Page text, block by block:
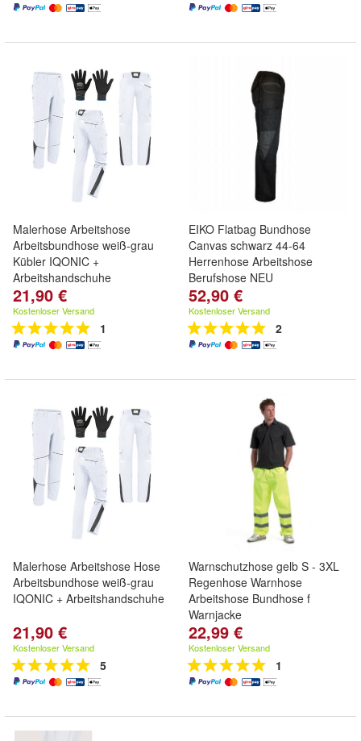
Malerhose Arbeitshose
Arbeitsbundhose weiß-grau
Kübler IQONIC +
Arbeitshandschuhe
21,90 €
Kostenloser Versand
1
EIKO Flatbag Bundhose
Canvas schwarz 44-64
Herrenhose Arbeitshose
Berufshose NEU
52,90 €
Kostenloser Versand
2
Malerhose Arbeitshose Hose
Arbeitsbundhose weiß-grau
IQONIC + Arbeitshandschuhe
21,90 €
Kostenloser Versand
5
Warnschutzhose gelb S - 3XL
Regenhose Warnhose
Arbeitshose Bundhose f
Warnjacke
22,99 €
Kostenloser Versand
1